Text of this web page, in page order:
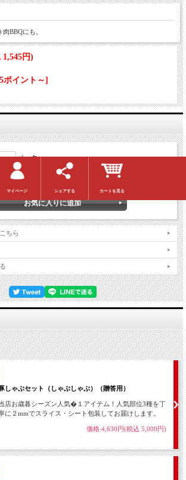
BBQにも。
1,545円)
イント～]
パック
ちら
豚しゃぶセット（しゃぶしゃぶ）（贈答用）
店お歳暮シーズン人気�１アイテム！人気部位3種を丁
に２mmでスライス・シート包装してお届けします。
価格:4,630円(税込 5,000円)
マイページ シェアする カートを見る